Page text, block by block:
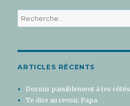
Recherche
pour
ARTICLES RÉCENTS
Dormir paisiblement à tes côtés
Te dire au revoir, Papa